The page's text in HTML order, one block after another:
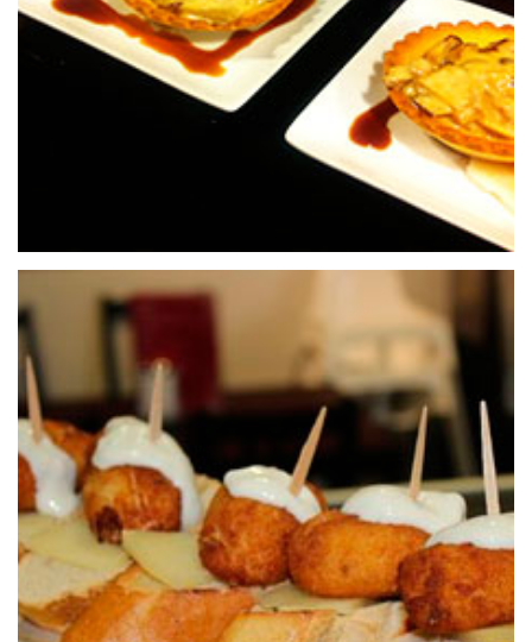
CERVECERÍA TROPICAL
24 de septiembre de 2020
BAR EL RINCÓN